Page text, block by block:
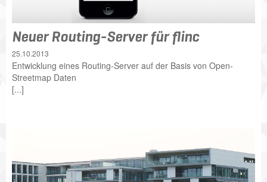
Neuer Routing-Server für flinc
25.10.2013
Entwicklung eines Routing-Server auf der Basis von Open-
Streetmap Daten
[...]